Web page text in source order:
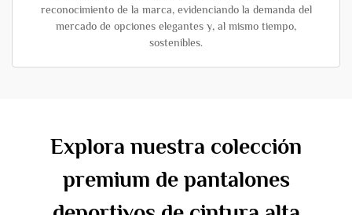
reconocimiento de la marca, evidenciando la demanda del
mercado de opciones elegantes y, al mismo tiempo,
sostenibles.
Explora nuestra colección
premium de pantalones